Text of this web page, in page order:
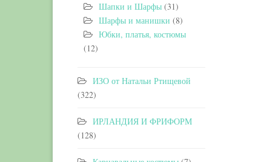
Шапки и Шарфы (31)
Шарфы и манишки (8)
Юбки, платья, костюмы
(12)
ИЗО от Натальи Ртищевой
(322)
ИРЛАНДИЯ И ФРИФОРМ
(128)